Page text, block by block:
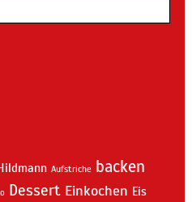
Aufstriche backen
Dessert Einkochen Eis